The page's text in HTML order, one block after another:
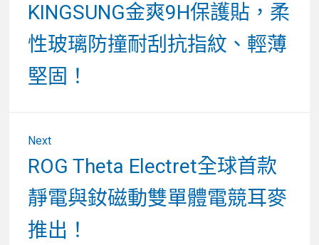
KINGSUNG金爽9H保護貼，柔
性玻璃防撞耐刮抗指紋、輕薄
堅固！
Next
Next
post:
ROG Theta Electret全球首款
靜電與釹磁動雙單體電競耳麥
推出！